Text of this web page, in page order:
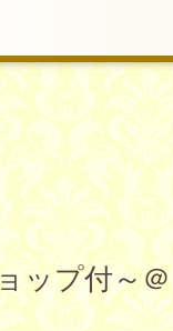
ップ付～＠